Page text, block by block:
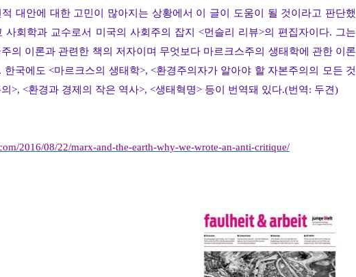
대안에 대한 고민이 많아지는 상황에서 이 글이 도움이 될 것이라고 판단했
사회학과 교수로서 미국의 사회주의 잡지 <먼슬리 리뷰>의 편집자이다. 그는
의 이론과 관련한 책의 저자이며 무엇보다 마르크스주의 생태학에 관한 이론
. 한국에도<마르크스의 생태학>, <환경주의자가 알아야 할 자본주의의 모든 것
>, <환경과 경제의 작은 역사>, <생태혁명> 등이 번역돼 있다.(번역: 두견)
2016/08/22/marx-and-the-earth-why-we-wrote-an-anti-critique/